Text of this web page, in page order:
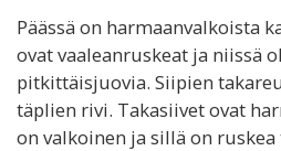
Päässä on harmaanvalkoista
ovat vaaleanruskeat ja niissä
pitkittäisjuovia. Siipien
täplien rivi. Takasiivet ovat
on valkoinen ja sillä on